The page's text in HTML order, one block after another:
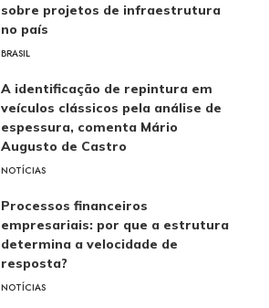
sobre projetos de infraestrutura
no país
BRASIL
A identificação de repintura em
veículos clássicos pela análise de
espessura, comenta Mário
Augusto de Castro
NOTÍCIAS
Processos financeiros
empresariais: por que a estrutura
determina a velocidade de
resposta?
NOTÍCIAS